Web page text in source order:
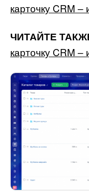
карточку CRM –
ЧИТАЙТЕ
карточку CRM